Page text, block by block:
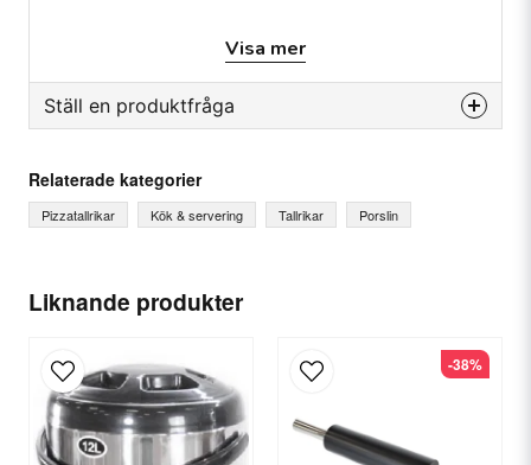
Liknande produkter
-38%
Tillverkat av porslin tåligt mot kantstötningar
Specifikation
Material: Porslin
Visa mer
Ställ en produktfråga
Fråga oss något om denna produkten...
Ditt namn
email
E-postadress
Relaterade kategorier
Pizzatallrikar Kök & servering Tallrikar Porslin